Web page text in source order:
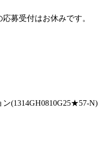
募受付はお休みです。
(1314GH0810G25★57-N)